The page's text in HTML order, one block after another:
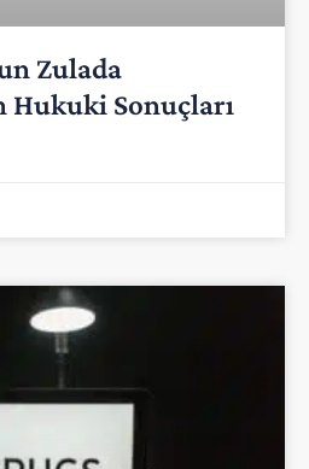
Zulada
Hukuki Sonuçları